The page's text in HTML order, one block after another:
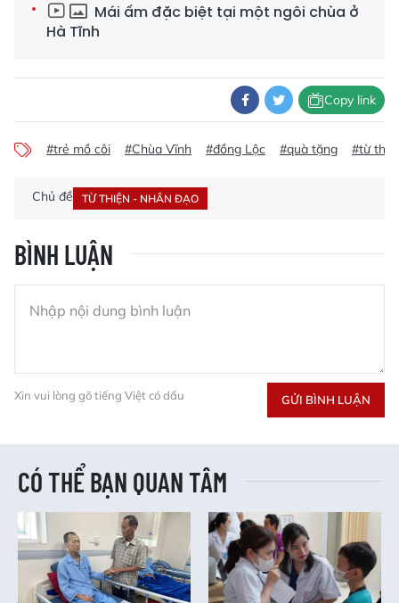
Mái ấm đặc biệt tại một ngôi chùa ở
Hà Tĩnh
Copy link
#trẻ mồ côi #Chùa Vĩnh #đồng Lộc #quà tặng #từ
Chủ đề TỪ THIỆN - NHÂN ĐẠO
BÌNH LUẬN
Xin vui lòng gõ tiếng Việt có dấu GỬI BÌNH LUẬN
CÓ THỂ BẠN QUAN TÂM